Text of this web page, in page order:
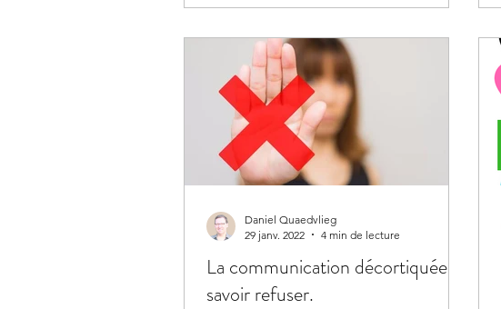
La communication décortiquée:
savoir refuser.
Daniel Quaedvlieg
29 janv. 2022
4 min de lecture